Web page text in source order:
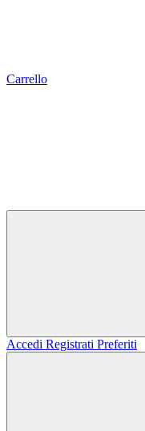
Carrello
Accedi Registrati Preferiti